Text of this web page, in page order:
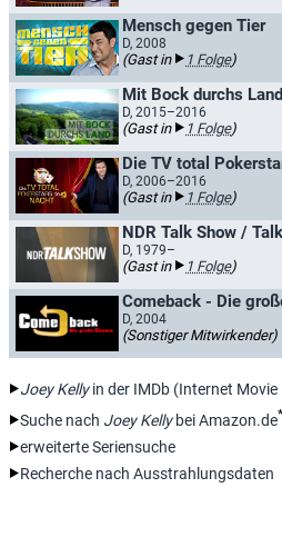
Mensch gegen Tier
D, 2008
(Gast in 1 Folge)
Mit Bock durchs Land
D, 2015–2016
(Gast in 1 Folge)
D, 2006–2016
(Gast in 1 Folge)
NDR Talk Show /
D, 1979–
(Gast in 1 Folge)
Comeback - Die
D, 2004
(Sonstiger Mitwirkender)
Joey Kellyin der IMDb (Internet Movie
Suche nach Joey Kellybei Amazon.de*
erweiterte Seriensuche
Recherche nach Ausstrahlungsdaten